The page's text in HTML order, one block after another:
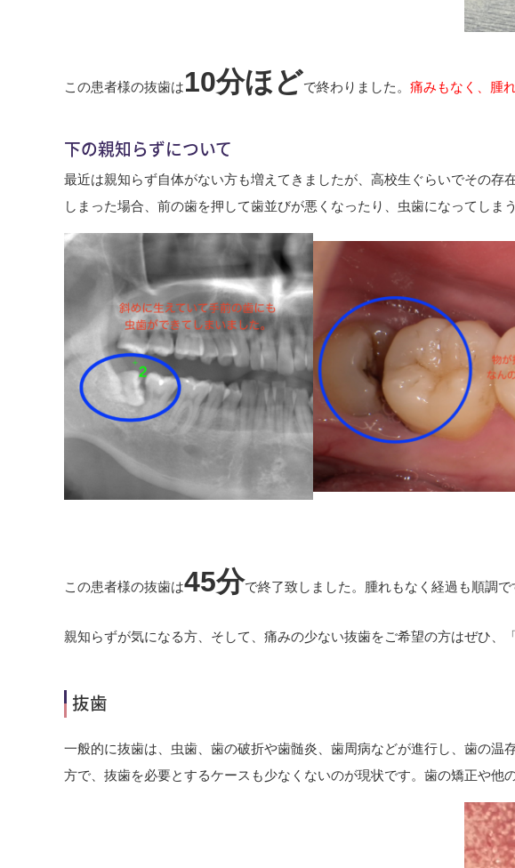
この患者様の抜歯は10分ほどで終わりました。 痛みもなく、腫
下の親知らずについて
最近は親知らず自体がない方も増えてきましたが、高校生ぐらいでその
しまった場合、前の歯を押して歯並びが悪くなったり、虫歯になってしま
この患者様の抜歯は45分で終了致しました。腫れもなく経過も順調で
親知らずが気になる方、そして、痛みの少ない抜歯をご希望の方はぜひ、
抜歯
一般的に抜歯は、虫歯、歯の破折や歯髄炎、歯周病などが進行し、歯の
方で、抜歯を必要とするケースも少なくないのが現状です。歯の矯正や他